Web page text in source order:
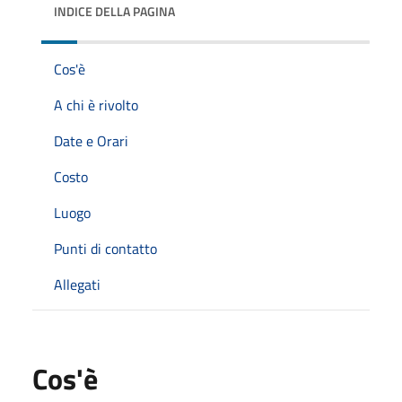
INDICE DELLA PAGINA
Cos'è
A chi è rivolto
Date e Orari
Costo
Luogo
Punti di contatto
Allegati
Cos'è